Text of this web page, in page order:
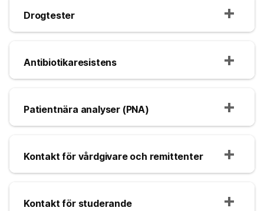
Drogtester
Antibiotikaresistens
Patientnära analyser (PNA)
Kontakt för vårdgivare och remittenter
Kontakt för studerande